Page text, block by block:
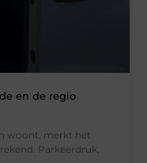
en de regio
woont, merkt het
Parkeerdruk,